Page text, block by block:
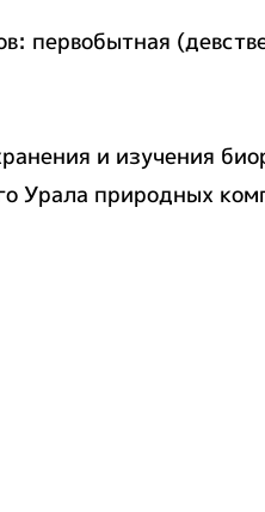
первобытная
и изучения
Урала природных